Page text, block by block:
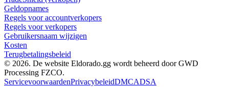
Geldopnames
Regels voor accountverkopers
Regels voor verkopers
Gebruikersnaam wijzigen
Kosten
Terugbetalingsbeleid
© 2026. De website Eldorado.gg wordt beheerd door GWD
Processing FZCO.
ServicevoorwaardenPrivacybeleidDMCADSA